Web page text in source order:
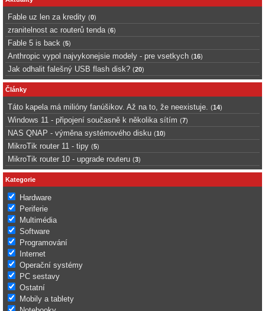
Fable uz len za kredity (0)
zranitelnost ac routerů tenda (6)
Fable 5 is back (5)
Anthropic vypol najvykonejsie modely - pre vsetkych (16)
Jak odhalit falešný USB flash disk? (20)
Články
Táto kapela má milióny fanúšikov. Až na to, že neexistuje. (14)
Windows 11 - připojení současně k několika sítím (7)
NAS QNAP - výměna systémového disku (10)
MikroTik router 11 - tipy (5)
MikroTik router 10 - upgrade routeru (3)
Kategorie
Hardware
Periferie
Multimédia
Software
Programování
Internet
Operační systémy
PC sestavy
Ostatní
Mobily a tablety